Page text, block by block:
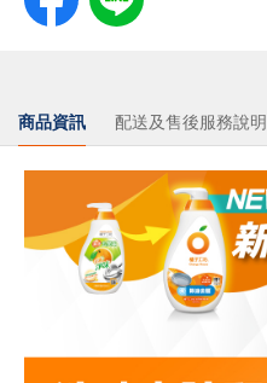
商品資訊 配送及售後服務說明